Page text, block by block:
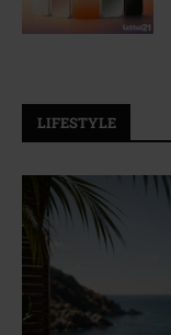
LIFESTYLE